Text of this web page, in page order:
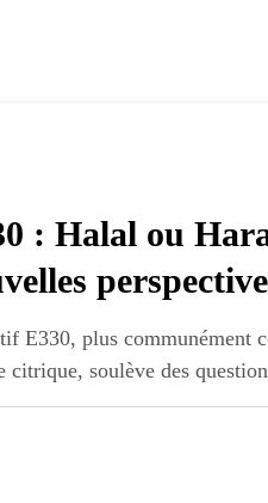
: Halal ou
des
E330, plus communément
citrique, soulève des